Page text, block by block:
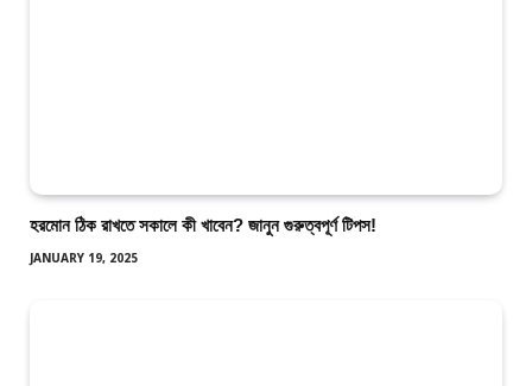
হরমোন ঠিক রাখতে সকালে কী খাবেন? জানুন গুরুত্বপূর্ণ টিপস!
JANUARY 19, 2025